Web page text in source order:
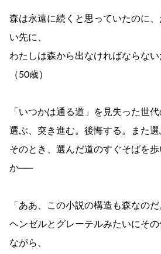
森は永遠に続くと思っていたのに
い先に、
わたしは森から出なければならな
（50歳）
「いつかは通る道」を見失った世代
選ぶ、突き進む。後悔する。また選
そのとき、選んだ道のすぐそばを
か──
「ああ、この小説の構造も森なのだ
ヘンゼルとグレーテルみたいにそ
ながら、